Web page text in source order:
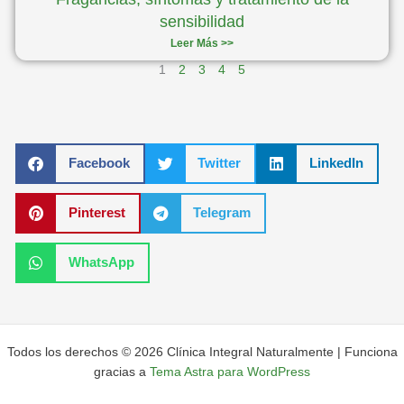
sensibilidad
Leer Más >>
1 2 3 4 5
Facebook Twitter LinkedIn
Pinterest Telegram
WhatsApp
Todos los derechos © 2026 Clínica Integral Naturalmente | Funciona
gracias a Tema Astra para WordPress